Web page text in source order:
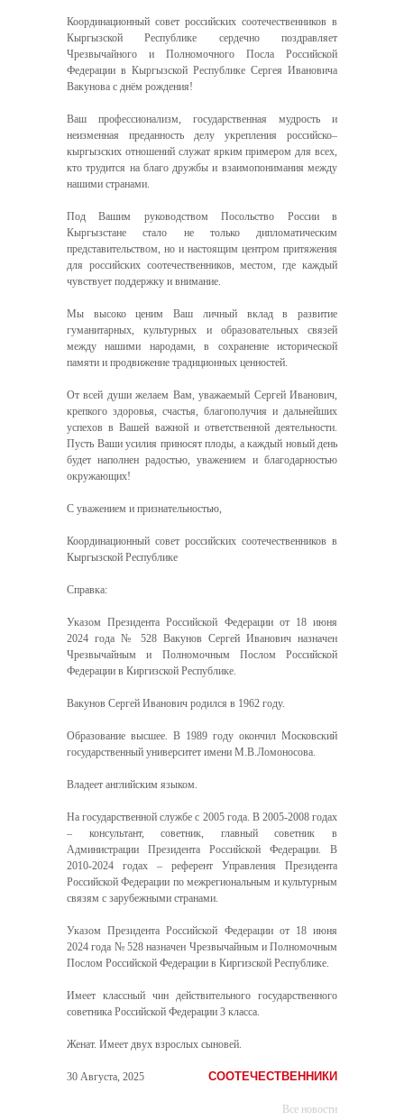
Координационный совет российских соотечественников в
Кыргызской Республике сердечно поздравляет
Чрезвычайного и Полномочного Посла Российской
Федерации в Кыргызской Республике Сергея Ивановича
Вакунова с днём рождения!
Ваш профессионализм, государственная мудрость и
неизменная преданность делу укрепления российско–
кыргызских отношений служат ярким примером для всех,
кто трудится на благо дружбы и взаимопонимания между
нашими странами.
Под Вашим руководством Посольство России в
Кыргызстане стало не только дипломатическим
представительством, но и настоящим центром притяжения
для российских соотечественников, местом, где каждый
чувствует поддержку и внимание.
Мы высоко ценим Ваш личный вклад в развитие
гуманитарных, культурных и образовательных связей
между нашими народами, в сохранение исторической
памяти и продвижение традиционных ценностей.
От всей души желаем Вам, уважаемый Сергей Иванович,
крепкого здоровья, счастья, благополучия и дальнейших
успехов в Вашей важной и ответственной деятельности.
Пусть Ваши усилия приносят плоды, а каждый новый день
будет наполнен радостью, уважением и благодарностью
окружающих!
С уважением и признательностью,
Координационный совет российских соотечественников в
Кыргызской Республике
Справка:
Указом Президента Российской Федерации от 18 июня
2024 года № 528 Вакунов Сергей Иванович назначен
Чрезвычайным и Полномочным Послом Российской
Федерации в Киргизской Республике.
Вакунов Сергей Иванович родился в 1962 году.
Образование высшее. В 1989 году окончил Московский
государственный университет имени М.В.Ломоносова.
Владеет английским языком.
На государственной службе с 2005 года. В 2005-2008 годах
– консультант, советник, главный советник в
Администрации Президента Российской Федерации. В
2010-2024 годах – референт Управления Президента
Российской Федерации по межрегиональным и культурным
связям с зарубежными странами.
Указом Президента Российской Федерации от 18 июня
2024 года № 528 назначен Чрезвычайным и Полномочным
Послом Российской Федерации в Киргизской Республике.
Имеет классный чин действительного государственного
советника Российской Федерации 3 класса.
Женат. Имеет двух взрослых сыновей.
30 Августа, 2025 СООТЕЧЕСТВЕННИКИ
Все новости